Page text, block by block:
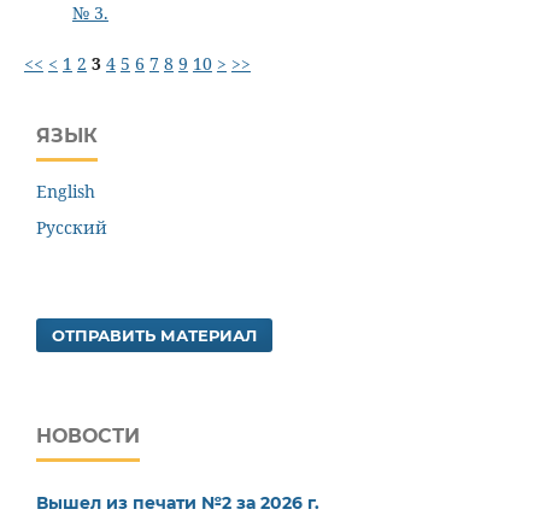
№ 3.
<< < 1 2 3 4 5 6 7 8 9 10 > >>
ЯЗЫК
English
Русский
ОТПРАВИТЬ МАТЕРИАЛ
НОВОСТИ
Вышел из печати №2 за 2026 г.